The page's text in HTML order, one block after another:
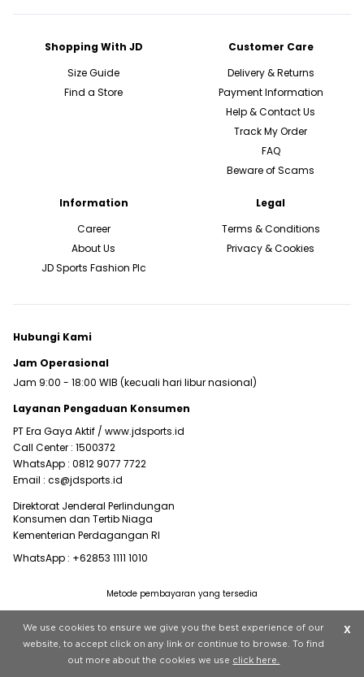
Shopping With JD
Size Guide
Find a Store
Customer Care
Delivery & Returns
Payment Information
Help & Contact Us
Track My Order
FAQ
Beware of Scams
Information
Career
About Us
JD Sports Fashion Plc
Legal
Terms & Conditions
Privacy & Cookies
Hubungi Kami
Jam Operasional
Jam 9:00 - 18:00 WIB (kecuali hari libur nasional)
Layanan Pengaduan Konsumen
PT Era Gaya Aktif / www.jdsports.id
Call Center : 1500372
WhatsApp : 0812 9077 7722
Email : cs@jdsports.id
Direktorat Jenderal Perlindungan
Konsumen dan Tertib Niaga
Kementerian Perdagangan RI
WhatsApp : +62853 1111 1010
Copyright © 2022 JD Sports All rights reserved.
Metode pembayaran yang tersedia
We use cookies to ensure we give you the best experience of our
website, to accept click on any link or continue to browse. To find
out more about the cookies we use click here.
X